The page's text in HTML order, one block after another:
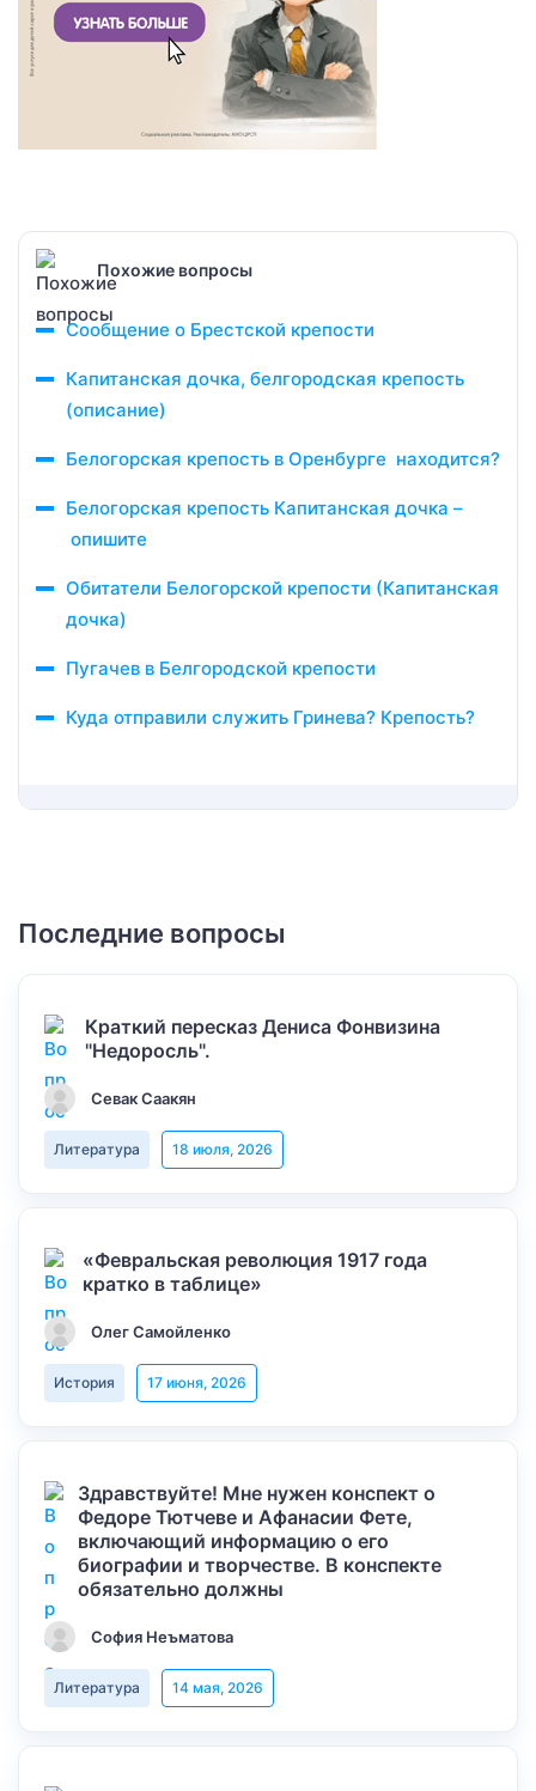
Похожие вопросы
Сообщение о Брестской крепости
Капитанская дочка, белгородская крепость
(описание)
Белогорская крепость в Оренбурге находится?
Белогорская крепость Капитанская дочка –
опишите
Обитатели Белогорской крепости (Капитанская
дочка)
Пугачев в Белгородской крепости
Куда отправили служить Гринева? Крепость?
Последние вопросы
Краткий пересказ Дениса Фонвизина
"Недоросль".
Севак Саакян
Литература 18 июля, 2026
«Февральская революция 1917 года
кратко в таблице»
Олег Самойленко
История 17 июня, 2026
Здравствуйте! Мне нужен конспект о
Федоре Тютчеве и Афанасии Фете,
включающий информацию о его
биографии и творчестве. В конспекте
обязательно должны
София Неъматова
Литература 14 мая, 2026